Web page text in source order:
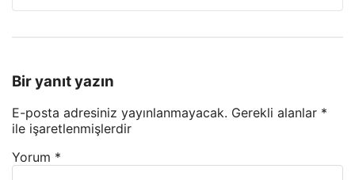
Bir yanıt yazın
E-posta adresiniz yayınlanmayacak. Gerekli alanlar *
ile işaretlenmişlerdir
Yorum *